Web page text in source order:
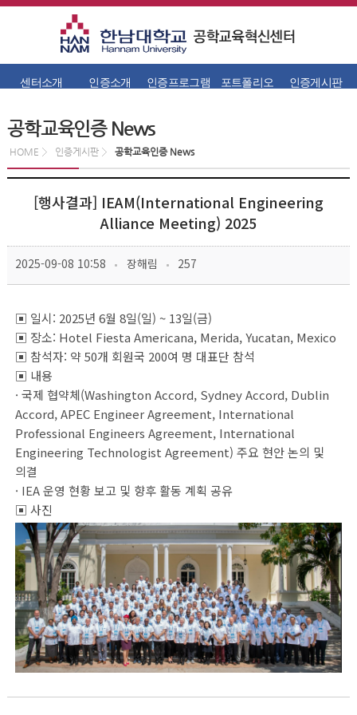
센터소개 인증소개 인증프로그램 포트폴리오 인증게시판
HOME 인증게시판 공학교육인증 News
공학교육인증 News
[행사결과] IEAM(International Engineering
Alliance Meeting) 2025
2025-09-08 10:58 장해림 257
▣ 일시: 2025년 6월 8일(일) ~ 13일(금)
▣ 장소: Hotel Fiesta Americana, Merida, Yucatan, Mexico
▣ 참석자: 약 50개 회원국 200여 명 대표단 참석
▣ 내용
· 국제 협약체(Washington Accord, Sydney Accord, Dublin
Accord, APEC Engineer Agreement, International
Professional Engineers Agreement, International
Engineering Technologist Agreement) 주요 현안 논의 및
의결
· IEA 운영 현황 보고 및 향후 활동 계획 공유
▣ 사진